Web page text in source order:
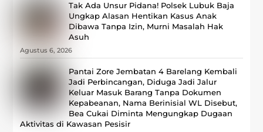
Tak Ada Unsur Pidana! Polsek Lubuk Baja
Ungkap Alasan Hentikan Kasus Anak
Dibawa Tanpa Izin, Murni Masalah Hak
Asuh
Agustus 6, 2026
Pantai Zore Jembatan 4 Barelang Kembali
Jadi Perbincangan, Diduga Jadi Jalur
Keluar Masuk Barang Tanpa Dokumen
Kepabeanan, Nama Berinisial WL Disebut,
Bea Cukai Diminta Mengungkap Dugaan
Aktivitas di Kawasan Pesisir